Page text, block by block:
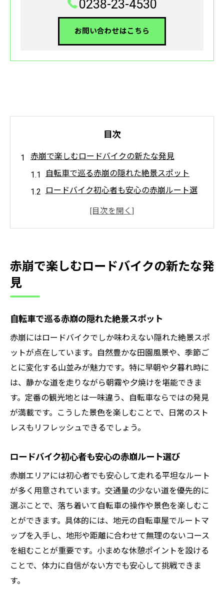
0238-23-4530
お問い合わせはこちら
目次
赤崩で楽しむロードバイクの新たな発見
自転車で巡る赤崩の隠れた絶景スポット
ロードバイク初心者も安心の赤崩ルート選
ト
自転車愛好者が語る赤崩の魅力と走り方
地元自転車愛好者おすすめの赤崩コース紹
介
赤崩の走り方と自転車での楽しみ方の違い
米沢 自転車 修理が安心な愛好者の体験談
ロードバイクならではの赤崩の魅力発見法
次章で自然と自転車の関係性を深掘り
自然を満喫できる赤崩のサイクリング体験
自転車で感じる赤崩の四季折々の自然美
ロードバイクで自然と一体化する楽しみ方
赤崩周辺の自転車レンタル活用アイデア
サイクリングが生む地域との新しいつなが
り
自然体験から学ぶ自転車マナーと注意点
赤崩で楽しむロードバイクの新たな発
見
自転車で巡る赤崩の隠れた絶景スポット
赤崩にはロードバイクでしか味わえない隠れた絶景スポ
ットが点在しています。自然豊かな田園風景や、季節ご
とに変化する山並みが魅力です。特に早朝や夕暮れ時に
は、静かな道を走りながら朝霧や夕焼けを堪能できま
す。定番の観光地とは一味違う、自転車ならではの発見
が満載です。こうした景色を楽しむことで、日常のスト
レスもリフレッシュできるでしょう。
ロードバイク初心者も安心の赤崩ルート選び
赤崩エリアには初心者でも安心して走れる平坦なルート
が多く用意されています。交通量の少ない道を優先的に
選ぶことで、落ち着いて自転車の操作や景色を楽しむこ
とができます。具体的には、地元の自転車屋でルートマ
ップを入手し、地形や距離に合わせて無理のないコース
を組むことが重要です。小まめな休憩ポイントを設ける
ことで、体力に自信がない方でも安心して挑戦できま
す。